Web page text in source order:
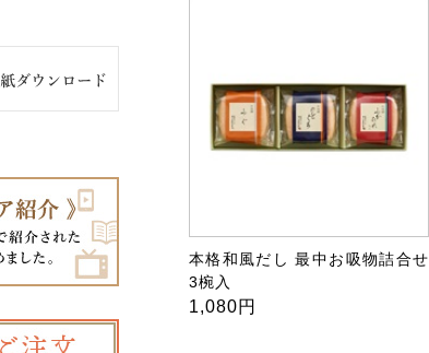
本格和風だし 最中お吸物詰合せ
3椀入
1,080円